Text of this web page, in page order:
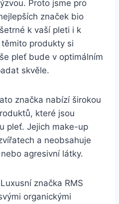
Proto jsme pro
značek bio
k vaší pleti i k
produkty si
pleť bude⁤ v optimálním‍
‍skvěle.
značka‌ nabízí širokou
které jsou
pleť. ⁣Jejich make-up
a neobsahuje
agresivní látky.
značka RMS
organickými